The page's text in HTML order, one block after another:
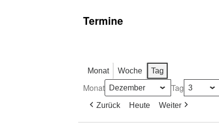
Termine
Monat Woche Tag
Monat Tag
Zurück Heute Weiter